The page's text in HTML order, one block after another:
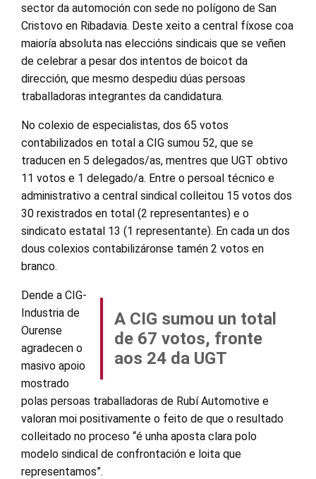
sector da automoción con sede no polígono de San
Cristovo en Ribadavia. Deste xeito a central fíxose coa
maioría absoluta nas eleccións sindicais que se veñen
de celebrar a pesar dos intentos de boicot da
dirección, que mesmo despediu dúas persoas
traballadoras integrantes da candidatura.
No colexio de especialistas, dos 65 votos
contabilizados en total a CIG sumou 52, que se
traducen en 5 delegados/as, mentres que UGT obtivo
11 votos e 1 delegado/a. Entre o persoal técnico e
administrativo a central sindical colleitou 15 votos dos
30 rexistrados en total (2 representantes) e o
sindicato estatal 13 (1 representante). En cada un dos
dous colexios contabilizáronse tamén 2 votos en
branco.
A CIG sumou un total
de 67 votos, fronte
aos 24 da UGT
Dende a CIG-
Industria de
Ourense
agradecen o
masivo apoio
mostrado
polas persoas traballadoras de Rubí Automotive e
valoran moi positivamente o feito de que o resultado
colleitado no proceso “é unha aposta clara polo
modelo sindical de confrontación e loita que
representamos”.